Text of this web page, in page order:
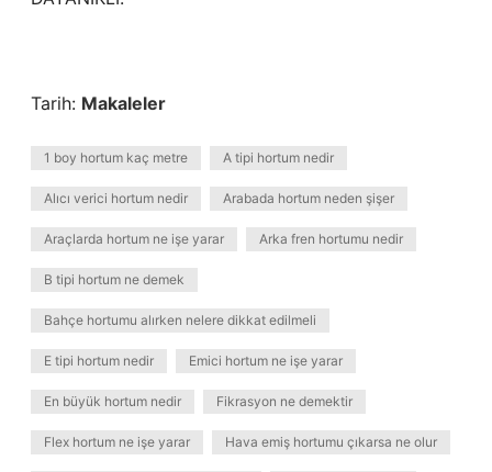
Tarih: Makaleler
1 boy hortum kaç metre A tipi hortum nedir
Alıcı verici hortum nedir Arabada hortum neden şişer
Araçlarda hortum ne işe yarar Arka fren hortumu nedir
B tipi hortum ne demek
Bahçe hortumu alırken nelere dikkat edilmeli
E tipi hortum nedir Emici hortum ne işe yarar
En büyük hortum nedir Fikrasyon ne demektir
Flex hortum ne işe yarar Hava emiş hortumu çıkarsa ne olur